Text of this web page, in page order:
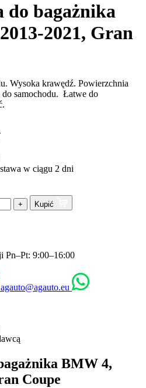
do bagażnika
2021, Gran
Wysoka krawędź. Powierzchnia
samochodu. Łatwe do
w ciągu 2 dni
+ Kupić
Pn–Pt: 9:00–16:00
agauto@agauto.eu
BMW 4,
Coupe